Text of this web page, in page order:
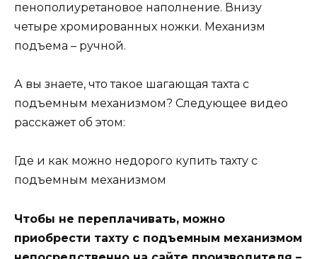
пенополиуретановое наполнение. Внизу
четыре хромированных ножки. Механизм
подъема – ручной.
А вы знаете, что такое шагающая тахта с
подъемным механизмом? Следующее видео
расскажет об этом:
Где и как можно недорого купить тахту с
подъемным механизмом
Чтобы не переплачивать, можно
приобрести тахту с подъемным механизмом